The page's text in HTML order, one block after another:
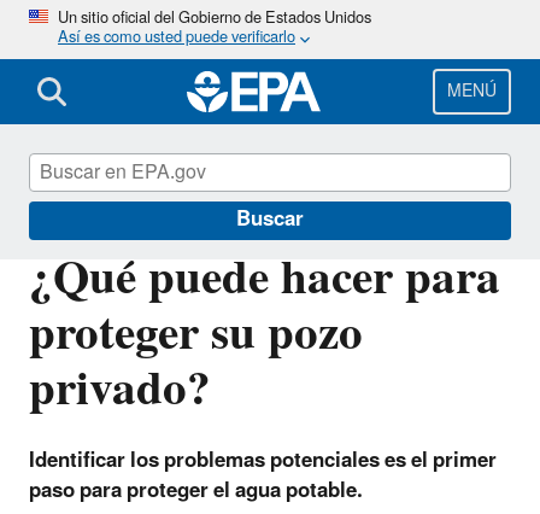
Pasar
al
contenido
principal
Un sitio oficial del Gobierno de Estados Unidos
Así es como usted puede verificarlo
MENÚ
Buscar
¿Qué puede hacer para
proteger su pozo
privado?
Identificar los problemas potenciales es el primer
paso para proteger el agua potable.
EPA en español